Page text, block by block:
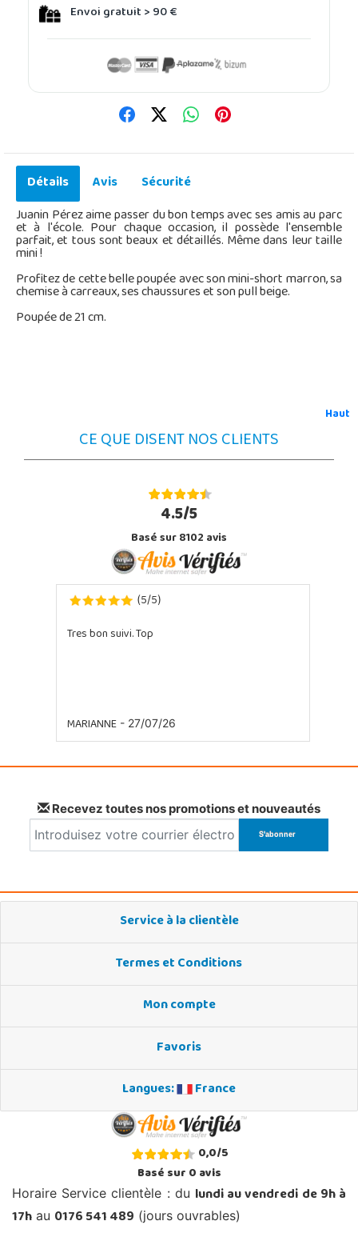
Envoi gratuit > 90 €
Détails Avis
Sécurité
Juanin Pérez aime passer du bon temps avec ses amis au parc
et à l'école. Pour chaque occasion, il possède l'ensemble
parfait, et tous sont beaux et détaillés. Même dans leur taille
mini !
Profitez de cette belle poupée avec son mini-short marron, sa
chemise à carreaux, ses chaussures et son pull beige.
Poupée de 21 cm.
Haut
CE QUE DISENT NOS CLIENTS
4.5/5
Basé sur 8102 avis
(5/5)
Tres bon suivi. Top
MARIANNE- 27/07/26
Recevez toutes nos promotions et nouveautés
Service à la clientèle
Termes et Conditions
Mon compte
Favoris
Langues:
France
0,0/5
Basé sur0avis
Horaire Service clientèle : du lundi au vendredi de 9h à
17h au 0176 541 489 (jours ouvrables)